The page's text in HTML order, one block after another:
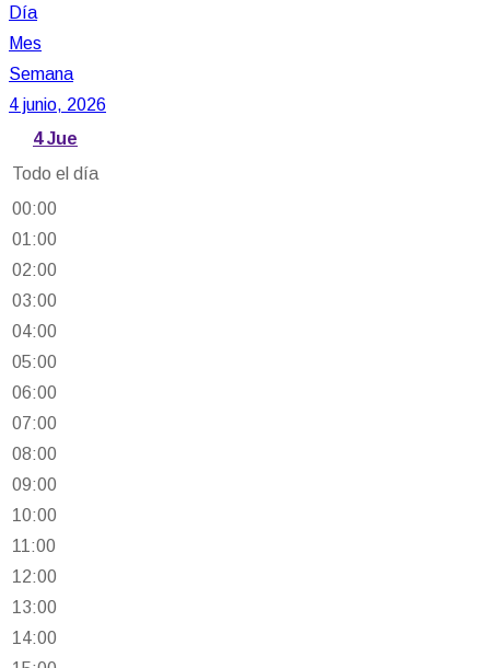
Día
Mes
Semana
4 junio, 2026
4 Jue
Todo el día
00:00
01:00
02:00
03:00
04:00
05:00
06:00
07:00
08:00
09:00
10:00
11:00
12:00
13:00
14:00